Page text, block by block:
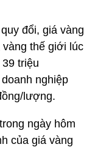
đổi, giá vàng
thế giới lúc
triệu
nghiệp
lượng.
ngày hôm
của giá vàng